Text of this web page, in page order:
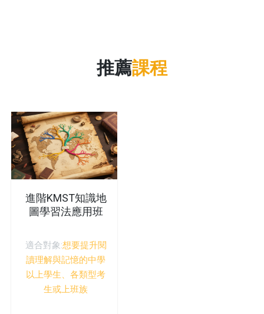
推薦課程
進階KMST知識地
圖學習法應用班
適合對象:想要提升閱
讀理解與記憶的中學
以上學生、各類型考
生或上班族